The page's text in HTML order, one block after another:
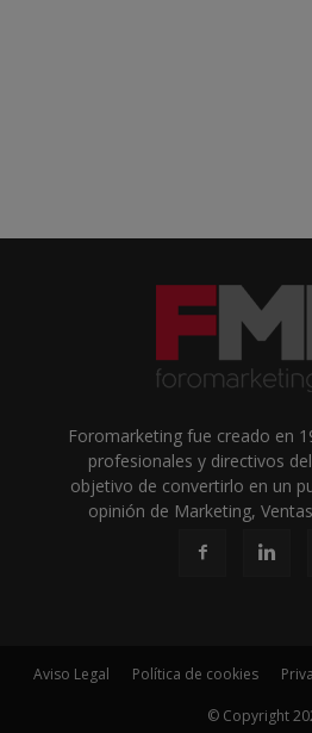
Foromarketing fue creado en
profesionales y directivos
objetivo de convertirlo en un
opinión de Marketing,
Aviso Legal Política de cookies
© Copyright